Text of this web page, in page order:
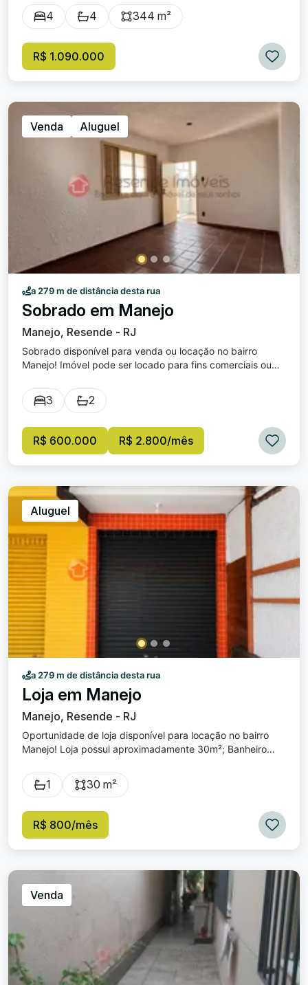
banheiros, 03 sacadas, 02 varandas, 01 área de serviço,
cozinha ampla bem arejada com balcão em granito, copa,
área externa da casa, 01 piscina, 01 sauna seca elétrica e
04 vagas de garagem. A casa possui 02 entradas (frente
farmácias e comércios em geral, além de fácil acesso a
transporte público, facilitando a locomoção para outras
regiões da cidade, é ideal para clínicas e escolas.
Acabamento de primeira e com uma vista privilegiada.
Valor da Venda: 1.090.000,00.
4 4 344 m²
R$ 1.090.000
Venda Aluguel
a 279 m de distância desta rua
Sobrado em Manejo
Manejo, Resende - RJ
Sobrado disponível para venda ou locação no bairro
Manejo! Imóvel pode ser locado para fins comerciais ou
utilizados como quartos sendo 1 suíte ou escritórios; 2
Ambientes para salas amplas; 1 Ambiente para cozinha ou
extremidade do sobrado; 1 Vaga de garagem; Excelente
Localização, próximo de diversos estabelecimentos
venda: R$ 600.000,00 Locação residencial: R$ 2.300,00
Locação comercial: R$ 2.800,00
3 2
R$ 600.000 R$ 2.800/mês
Aluguel
a 279 m de distância desta rua
Loja em Manejo
Manejo, Resende - RJ
Oportunidade de loja disponível para locação no bairro
Manejo! Loja possui aproximadamente 30m²; Banheiro
Excelente localização, localizada na Avenida Tenente
Coronel Adalberto Mendes, próximo de diversos
1 30 m²
R$ 800/mês
Venda